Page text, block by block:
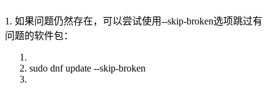
1. 如果问题仍然存在，可以尝试使用--skip-broken选项跳过有
问题的软件包：
sudo dnf update --skip-broken